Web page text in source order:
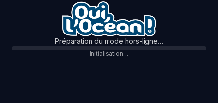
Préparation du mode hors-ligne…
Initialisation…